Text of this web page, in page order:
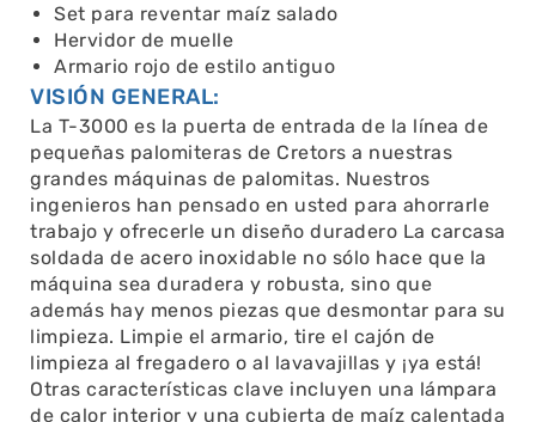
Set para reventar maíz salado
Hervidor de muelle
Armario rojo de estilo antiguo
VISIÓN GENERAL:
La T-3000 es la puerta de entrada de la línea de
pequeñas palomiteras de Cretors a nuestras
grandes máquinas de palomitas. Nuestros
ingenieros han pensado en usted para ahorrarle
trabajo y ofrecerle un diseño duradero La carcasa
soldada de acero inoxidable no sólo hace que la
máquina sea duradera y robusta, sino que
además hay menos piezas que desmontar para su
limpieza. Limpie el armario, tire el cajón de
limpieza al fregadero o al lavavajillas y ¡ya está!
Otras características clave incluyen una lámpara
de calor interior y una cubierta de maíz calentada